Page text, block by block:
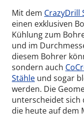
Mit dem CrazyDrill
einen exklusiven
Kühlung zum
und im
diesem Bohrer
sondern auch
Stähle und sogar
werden. Die
unterscheidet sich
die heute auf dem